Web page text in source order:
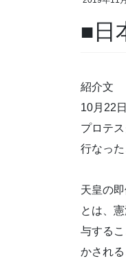
■日
紹介文
10月22
プロテ
行なった
天皇の
とは、
与する
かされる